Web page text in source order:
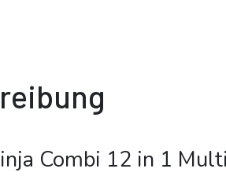
Combi 12 in 1